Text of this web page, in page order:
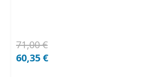
71,00€
O
preço
60,35€
O
preço